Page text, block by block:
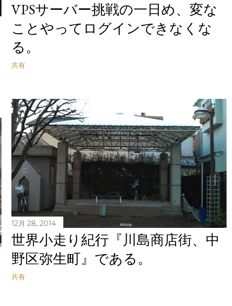
VPSサーバー挑戦の一日め、変な
ことやってログインできなくな
る。
共有
12月 28, 2014
世界小走り紀行『川島商店街、中
野区弥生町』である。
共有